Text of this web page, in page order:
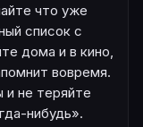
что уже
список с
дома и в кино,
вовремя.
и не теряйте
нибудь».